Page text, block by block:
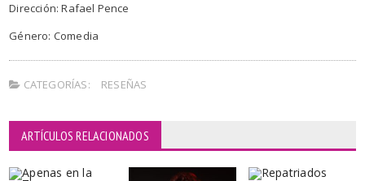
Dirección: Rafael Pence
Género: Comedia
CATEGORÍAS: RESEÑAS
ARTÍCULOS RELACIONADOS